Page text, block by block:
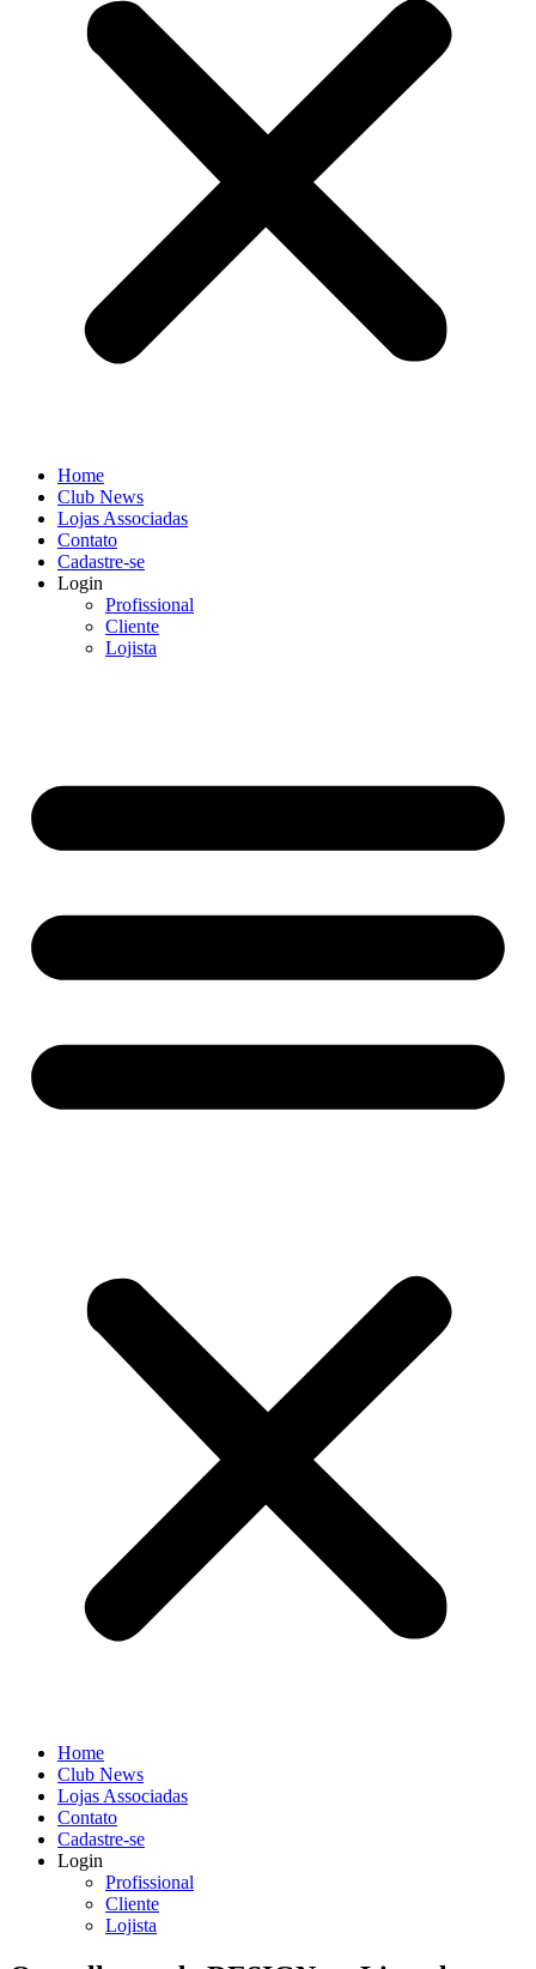
Home
Club News
Lojas Associadas
Contato
Cadastre-se
Login
Profissional
Cliente
Lojista
Home
Club News
Lojas Associadas
Contato
Cadastre-se
Login
Profissional
Cliente
Lojista